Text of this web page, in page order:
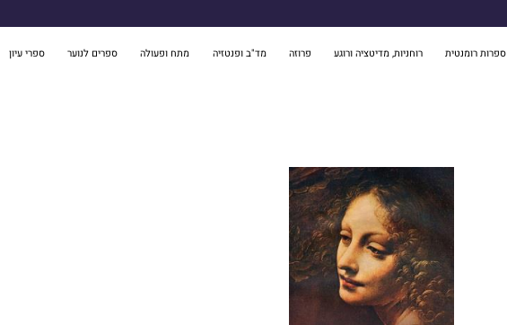
ספרות רומנטית רוחניות, מדיטציה ורוגע פרוזה מד"ב ופנטזיה מתח ופעולה ספרים לנוער ספרי עיון